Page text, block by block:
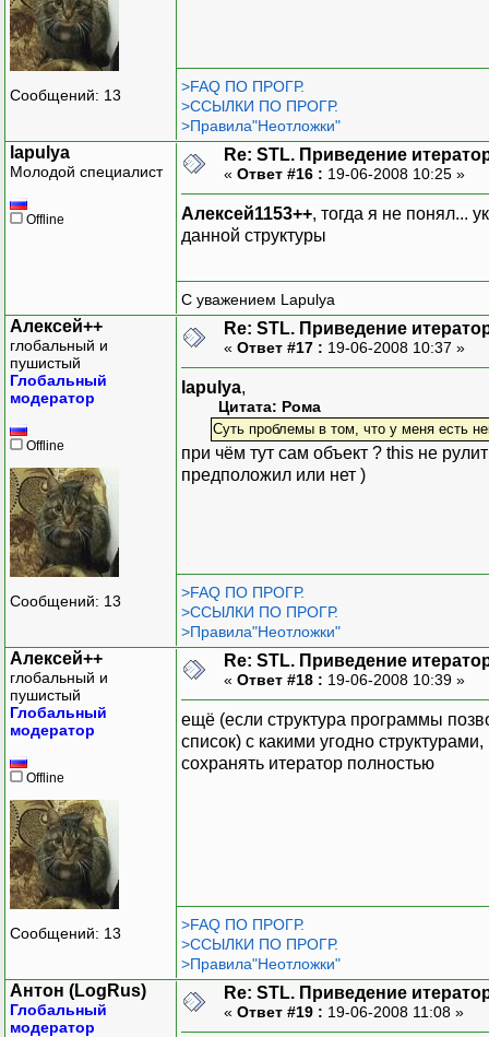
Сообщений: 13
>FAQ ПО ПРОГР.
>ССЫЛКИ ПО ПРОГР.
>Правила"Неотложки"
lapulya
Молодой специалист
Offline
Re: STL. Приведение
« Ответ #16 : 19-06-2008 10:25 »
Алексей1153++, тогда я не понял...
данной структуры
С уважением Lapulya
Алексей++
глобальный и
пушистый
Глобальный
модератор
Offline
Сообщений: 13
Re: STL. Приведение
« Ответ #17 : 19-06-2008 10:37 »
lapulya,
Цитата: Рома
Суть проблемы в том, что у меня есть
при чём тут сам объект ? this не
предположил или нет )
>FAQ ПО ПРОГР.
>ССЫЛКИ ПО ПРОГР.
>Правила"Неотложки"
Алексей++
глобальный и
пушистый
Глобальный
модератор
Offline
Сообщений: 13
Re: STL. Приведение
« Ответ #18 : 19-06-2008 10:39 »
ещё (если структура программы
список) с какими угодно
сохранять итератор полностью
>FAQ ПО ПРОГР.
>ССЫЛКИ ПО ПРОГР.
>Правила"Неотложки"
Антон (LogRus)
Глобальный
модератор
Re: STL. Приведение
« Ответ #19 : 19-06-2008 11:08 »